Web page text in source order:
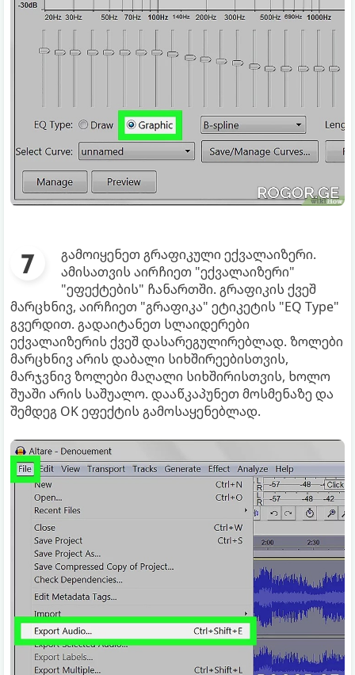
გამოიყენეთ გრაფიკული ექვალაიზერი.
ამისათვის აირჩიეთ "ექვალაიზერი"
"ეფექტების" ჩანართში. გრაფიკის ქვეშ
მარცხნივ, აირჩიეთ "გრაფიკა" ეტიკეტის "EQ Type"
გვერდით. გადაიტანეთ სლაიდერები
ექვალაიზერის ქვეშ დასარეგულირებლად. ზოლები
მარცხნივ არის დაბალი სიხშირეებისთვის,
მარჯვნივ ზოლები მაღალი სიხშირისთვის, ხოლო
შუაში არის საშუალო. დააწკაპუნეთ მოსმენაზე და
შემდეგ OK ეფექტის გამოსაყენებლად.